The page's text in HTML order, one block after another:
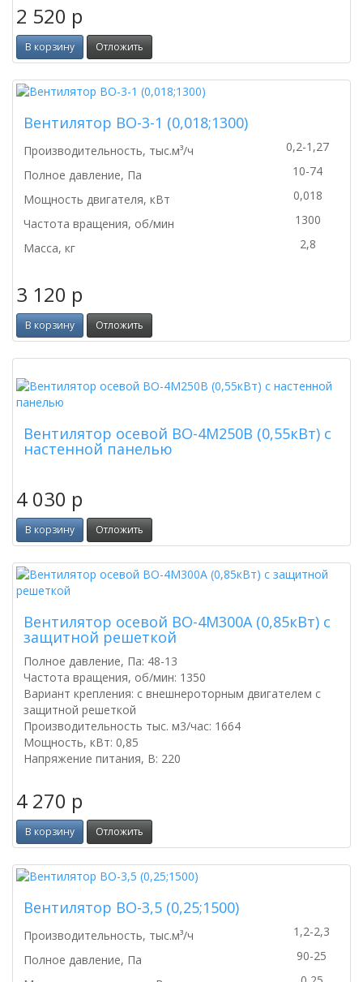
2 520 p
В корзину Отложить
Вентилятор ВО-3-1 (0,018;1300)
Производительность, тыс.м³/ч
0,2-1,27
Полное давление, Па
10-74
Мощность двигателя, кВт
0,018
Частота вращения, об/мин
1300
Масса, кг
2,8
3 120 p
В корзину Отложить
Вентилятор осевой ВО-4M250B (0,55кВт) с
настенной панелью
4 030 p
В корзину Отложить
Вентилятор осевой ВО-4M300A (0,85кВт) с
защитной решеткой
Полное давление, Па: 48-13
Частота вращения, об/мин: 1350
Вариант крепления: с внешнероторным двигателем с
защитной решеткой
Производительность тыс. м3/час: 1664
Мощность, кВт: 0,85
Напряжение питания, В: 220
4 270 p
В корзину Отложить
Вентилятор ВО-3,5 (0,25;1500)
Производительность, тыс.м³/ч
1,2-2,3
Полное давление, Па
90-25